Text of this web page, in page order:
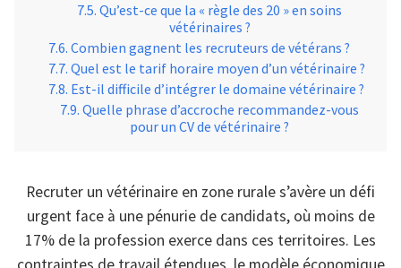
Qu’est-ce que la « règle des 20 » en soins
vétérinaires ?
Combien gagnent les recruteurs de vétérans ?
Quel est le tarif horaire moyen d’un vétérinaire ?
Est-il difficile d’intégrer le domaine vétérinaire ?
Quelle phrase d’accroche recommandez-vous
pour un CV de vétérinaire ?
Recruter un vétérinaire en zone rurale s’avère un défi
urgent face à une pénurie de candidats, où moins de
17% de la profession exerce dans ces territoires. Les